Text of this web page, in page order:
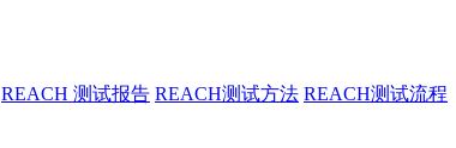
REACH 测试报告 REACH测试方法 REACH测试流程